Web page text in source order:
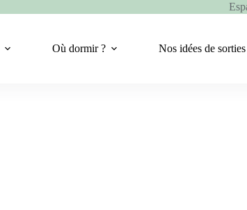
Où dormir ? Nos idées de sorties